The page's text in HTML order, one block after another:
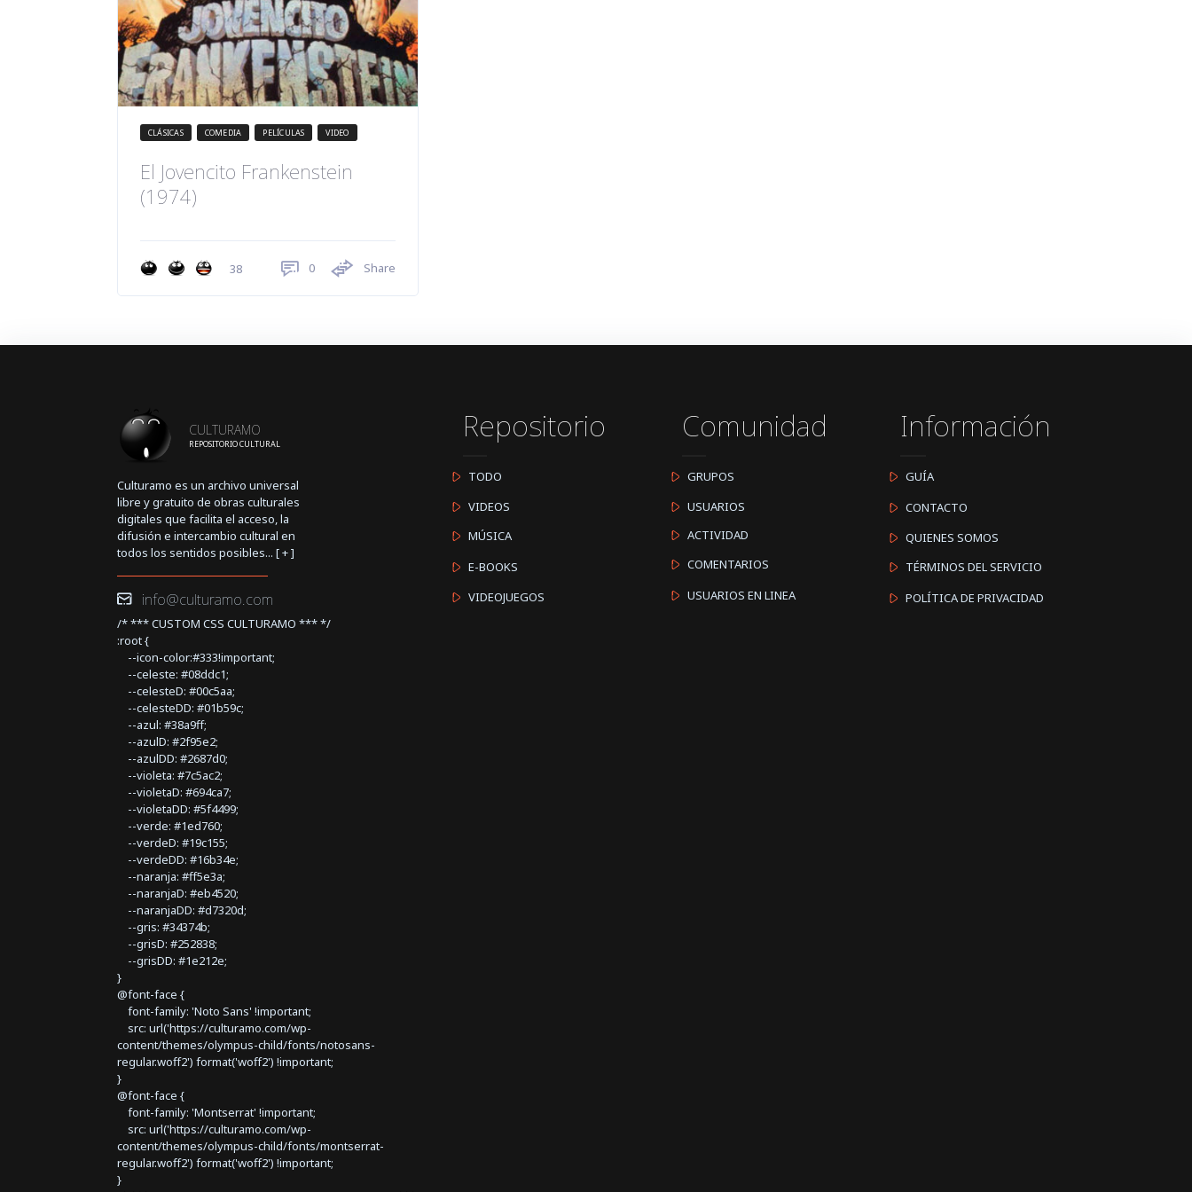
CLÁSICAS COMEDIA PELÍCULAS VIDEO
El Jovencito Frankenstein
(1974)
38 0 Share
CULTURAMO
REPOSITORIO CULTURAL
Culturamo es un archivo universal
libre y gratuito de obras culturales
digitales que facilita el acceso, la
difusión e intercambio cultural en
todos los sentidos posibles... [+]
info@culturamo.com
/* *** CUSTOM CSS CULTURAMO *** */
:root {
--icon-color:#333!important;
--celeste: #08ddc1;
--celesteD: #00c5aa;
--celesteDD: #01b59c;
--azul: #38a9ff;
--azulD: #2f95e2;
--azulDD: #2687d0;
--violeta: #7c5ac2;
--violetaD: #694ca7;
--violetaDD: #5f4499;
--verde: #1ed760;
--verdeD: #19c155;
--verdeDD: #16b34e;
--naranja: #ff5e3a;
--naranjaD: #eb4520;
--naranjaDD: #d7320d;
--gris: #34374b;
--grisD: #252838;
--grisDD: #1e212e;
}
@font-face {
font-family: 'Noto Sans' !important;
src: url('https://culturamo.com/wp-
content/themes/olympus-child/fonts/notosans-
regular.woff2') format('woff2') !important;
}
@font-face {
font-family: 'Montserrat' !important;
src: url('https://culturamo.com/wp-
content/themes/olympus-child/fonts/montserrat-
regular.woff2') format('woff2') !important;
}
Repositorio
TODO
VIDEOS
MÚSICA
E-BOOKS
VIDEOJUEGOS
Comunidad
GRUPOS
USUARIOS
ACTIVIDAD
COMENTARIOS
USUARIOS EN LINEA
Información
GUÍA
CONTACTO
QUIENES SOMOS
TÉRMINOS DEL SERVICIO
POLÍTICA DE PRIVACIDAD